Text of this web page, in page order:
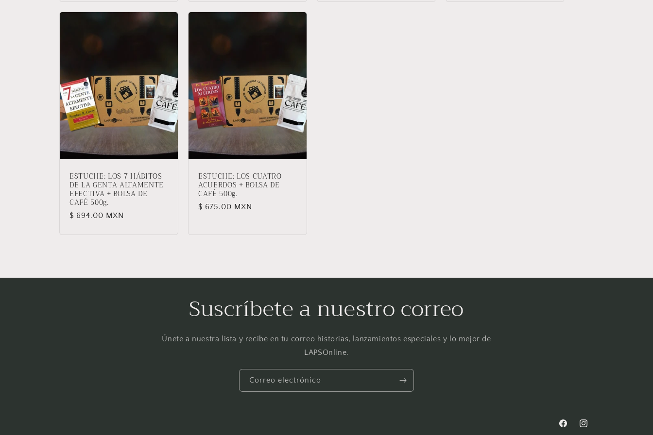
ESTUCHE: LOS 7 HÁBITOS
DE LA GENTA ALTAMENTE
EFECTIVA + BOLSA DE
CAFÉ 500g.
Precio
$ 694.00 MXN
ESTUCHE: LOS CUATRO
ACUERDOS + BOLSA DE
CAFÉ 500g.
Precio
$ 675.00 MXN
Suscríbete a nuestro correo
Únete a nuestra lista y recibe en tu correo historias, lanzamientos especiales y lo mejor de
LAPSOnline.
Correo electrónico
FacebookInstagram